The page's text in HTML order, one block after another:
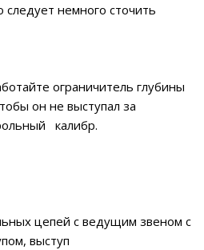
следует немного сточить
тайте ограничитель глубины
он не выступал за
калибр.
цепей с ведущим звеном с
выступ